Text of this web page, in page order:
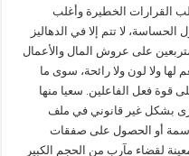
القرارات الخطيرة وأغلب
لا تتم إلا في الدهاليز
على عروش المال والأعمال
لها ولا لون ولا رائحة، سوى ما
قوة فعل الفاعلين. سعيا منها
بشكل غير قانوني في ملف
أو الحصول على صفقات
لقضاء مآرب من الحجم الكبير